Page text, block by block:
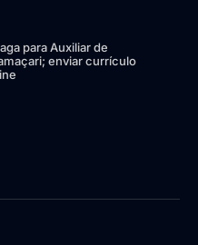
para Auxiliar de
enviar currículo